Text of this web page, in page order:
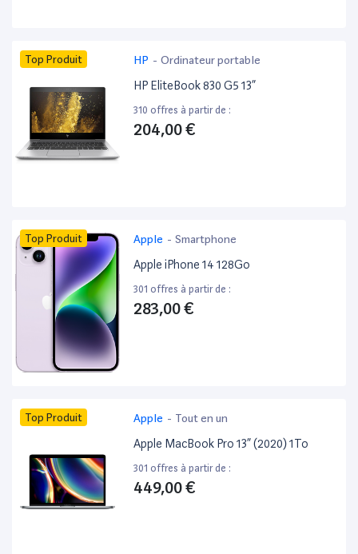
Top Produit HP - Ordinateur portable
HP EliteBook 830 G5 13”
310 offres à partir de :
204,00 €
Top Produit Apple - Smartphone
Apple iPhone 14 128Go
301 offres à partir de :
283,00 €
Top Produit Apple - Tout en un
Apple MacBook Pro 13” (2020) 1To
301 offres à partir de :
449,00 €